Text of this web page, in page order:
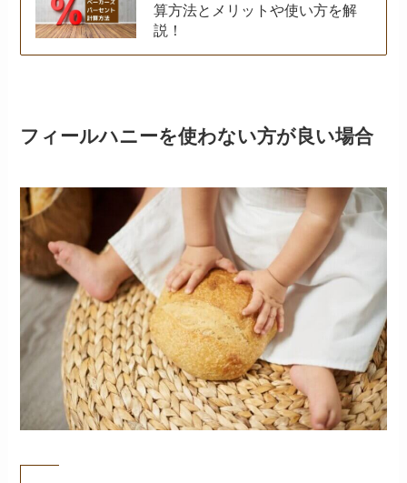
算方法とメリットや使い方を解
説！
フィールハニーを使わない方が良い場合